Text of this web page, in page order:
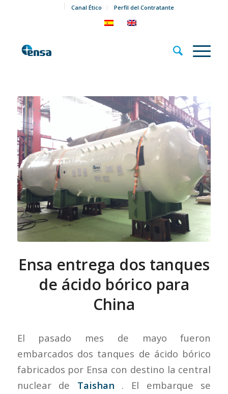
Canal Ético Perfil del Contratante
Ensa entrega dos tanques
de ácido bórico para
China
El pasado mes de mayo fueron
embarcados dos tanques de ácido bórico
fabricados por Ensa con destino la central
nuclear de Taishan . El embarque se